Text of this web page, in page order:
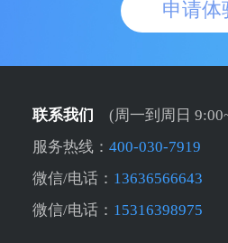
申请体
联系我们
(周一到周日
服务热线： 400-030-7919
微信/电话： 13636566643
微信/电话： 15316398975